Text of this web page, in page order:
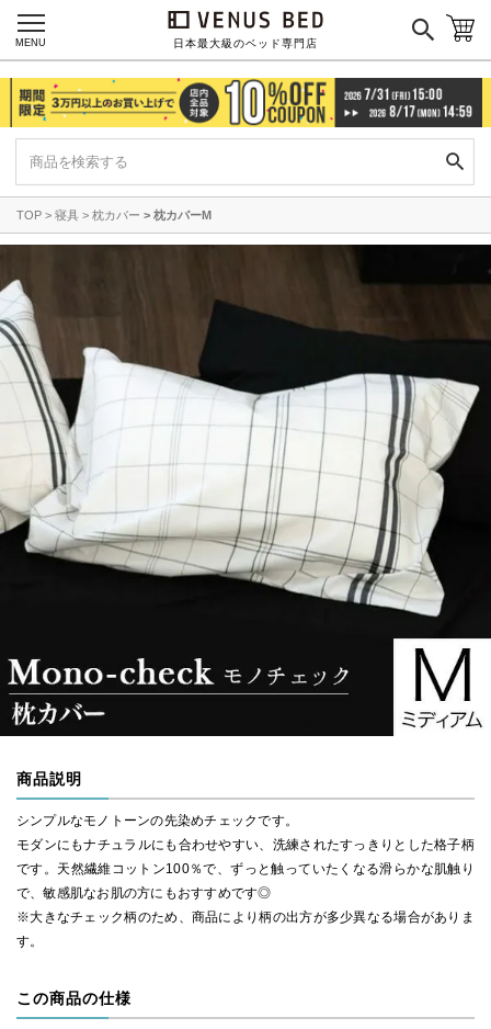
日本最大級のベッド専門店
MENU
マットレス一覧を見る
ご利用ガイド
特定商取引法に基づく表記
TOP 寝具 枕カバー 枕カバーM
商品説明
シンプルなモノトーンの先染めチェックです。
モダンにもナチュラルにも合わせやすい、洗練されたすっきりとした格子柄
です。天然繊維コットン100％で、ずっと触っていたくなる滑らかな肌触り
で、敏感肌なお肌の方にもおすすめです◎
※大きなチェック柄のため、商品により柄の出方が多少異なる場合がありま
す。
この商品の仕様